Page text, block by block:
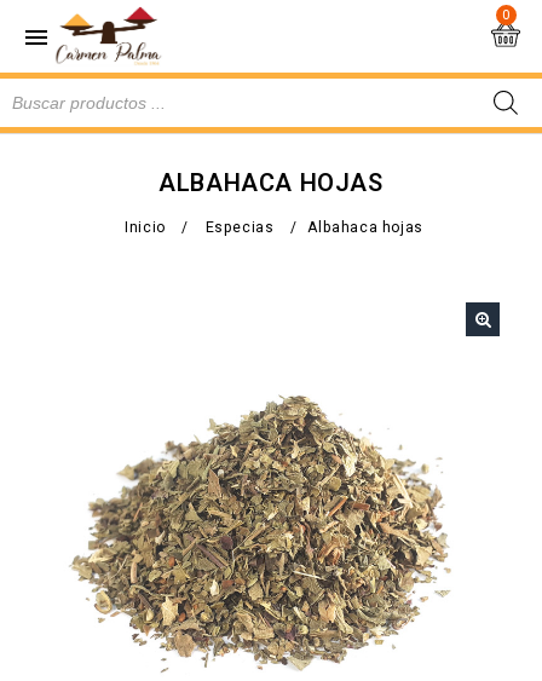
0
ALBAHACA HOJAS
Inicio / Especias / Albahaca hojas